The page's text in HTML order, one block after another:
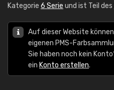
Kategorie 6 Serie und ist Teil des
Auf dieser Website
eigenen PMS-
Sie haben noch kein
ein Konto erstellen.